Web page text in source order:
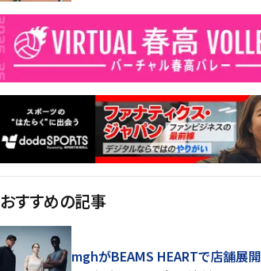
おすすめの記事
mghがBEAMS HEARTで店舗展開